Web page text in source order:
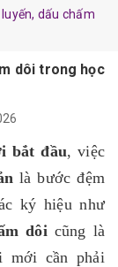
dấu chấm
dôi trong học
bắt đầu, việc
là bước đệm
ký hiệu như
dôicũng là
mới cần phải